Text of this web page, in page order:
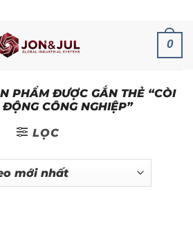
0
PHẨM ĐƯỢC GẮN THẺ “CÒI
CÔNG NGHIỆP”
LỌC